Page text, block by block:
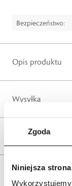
Zgoda
Niniejsza
Bezpieczeństwo:
Opis produktu
Wysyłka
Reklamacje i
Tagi